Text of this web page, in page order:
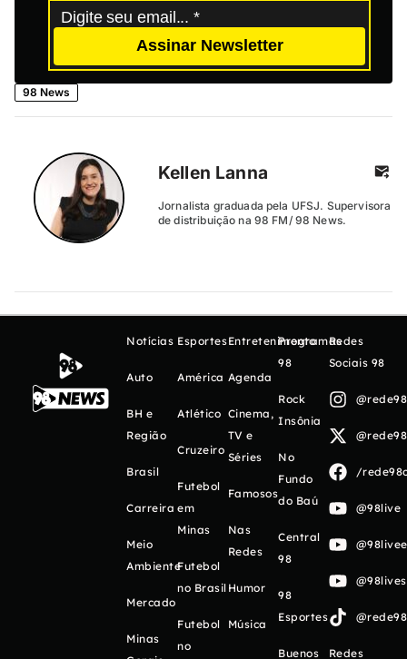
Assinar Newsletter
98 News
Kellen Lanna
Jornalista graduada pela UFSJ. Supervisora
de distribuição na 98 FM/ 98 News.
Notícias
Auto
BH e
Região
Brasil
Carreira
Meio
Ambiente
Mercado
Minas
Esportes
América
Atlético
Cruzeiro
Futebol
em
Minas
Futebol
no Brasil
Futebol
no
Entretenimento
Agenda
Cinema,
TV e
Séries
Famosos
Nas
Redes
Humor
Música
Programas
98
Rock
Insônia
No
Fundo
do Baú
Central
98
98
Esportes
Buenos
Redes
Sociais 98
/
@98live
Redes